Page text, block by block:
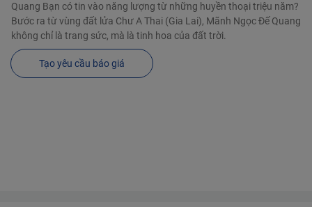
Quang Bạn có tin vào năng lượng từ những huyền thoại triệu năm?
Bước ra từ vùng đất lửa Chư A Thai (Gia Lai), Mãnh Ngọc Đế Quang
không chỉ là trang sức, mà là tinh hoa của đất trời.
Tạo yêu cầu báo giá